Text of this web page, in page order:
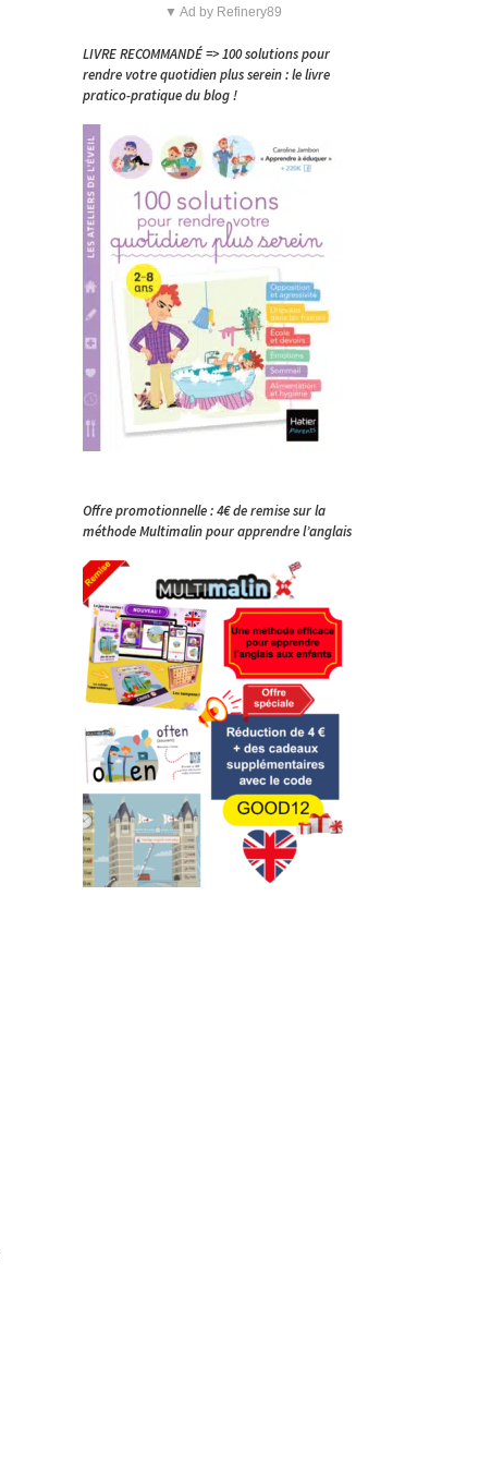
▼ Ad by Refinery89
LIVRE RECOMMANDÉ => 100 solutions pour
rendre votre quotidien plus serein : le livre
pratico-pratique du blog !
Offre promotionnelle : 4€ de remise sur la
méthode Multimalin pour apprendre l’anglais